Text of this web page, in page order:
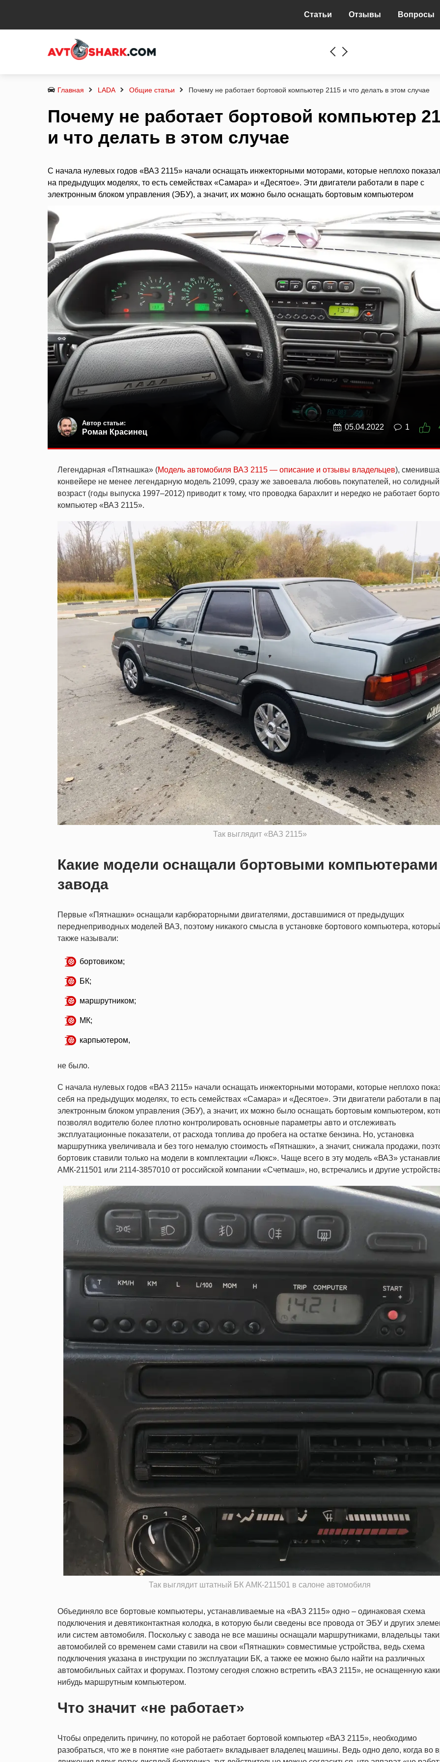
Статьи Отзывы Вопросы
Главная LADA Общие статьи Почему не работает бортовой компьютер 2115 и что делать в этом случае
Почему не работает бортовой компьютер
и что делать в этом случае
С начала нулевых годов «ВАЗ 2115» начали оснащать инжекторными моторами, которые неплохо
на предыдущих моделях, то есть семействах «Самара» и «Десятое». Эти двигатели работали в паре с
электронным блоком управления (ЭБУ), а значит, их можно было оснащать бортовым компьютером
Автор статьи:
Роман Красинец
05.04.2022 1
Легендарная «Пятнашка» (Модель автомобиля ВАЗ 2115 — описание и отзывы владельцев),
конвейере не менее легендарную модель 21099, сразу же завоевала любовь покупателей, но солидный
возраст (годы выпуска 1997–2012) приводит к тому, что проводка барахлит и нередко не работает
компьютер «ВАЗ 2115».
Так выглядит «ВАЗ 2115»
Какие модели оснащали бортовыми компьютерами
завода
Первые «Пятнашки» оснащали карбюраторными двигателями, доставшимися от предыдущих
переднеприводных моделей ВАЗ, поэтому никакого смысла в установке бортового компьютера,
также называли:
бортовиком;
БК;
маршрутником;
МК;
карпьютером,
не было.
С начала нулевых годов «ВАЗ 2115» начали оснащать инжекторными моторами, которые неплохо
себя на предыдущих моделях, то есть семействах «Самара» и «Десятое». Эти двигатели работали в
электронным блоком управления (ЭБУ), а значит, их можно было оснащать бортовым компьютером,
позволял водителю более плотно контролировать основные параметры авто и отслеживать
эксплуатационные показатели, от расхода топлива до пробега на остатке бензина. Но, установка
маршрутника увеличивала и без того немалую стоимость «Пятнашки», а значит, снижала продажи,
бортовик ставили только на модели в комплектации «Люкс». Чаще всего в эту модель «ВАЗ»
АМК-211501 или 2114-3857010 от российской компании «Счетмаш», но, встречались и другие
Так выглядит штатный БК АМК-211501 в салоне автомобиля
Объединяло все бортовые компьютеры, устанавливаемые на «ВАЗ 2115» одно – одинаковая схема
подключения и девятиконтактная колодка, в которую были сведены все провода от ЭБУ и других
или систем автомобиля. Поскольку с завода не все машины оснащали маршрутниками, владельцы
автомобилей со временем сами ставили на свои «Пятнашки» совместимые устройства, ведь схема
подключения указана в инструкции по эксплуатации БК, а также ее можно было найти на различных
автомобильных сайтах и форумах. Поэтому сегодня сложно встретить «ВАЗ 2115», не оснащенную
нибудь маршрутным компьютером.
Что значит «не работает»
Чтобы определить причину, по которой не работает бортовой компьютер «ВАЗ 2115», необходимо
разобраться, что же в понятие «не работает» вкладывает владелец машины. Ведь одно дело, когда во